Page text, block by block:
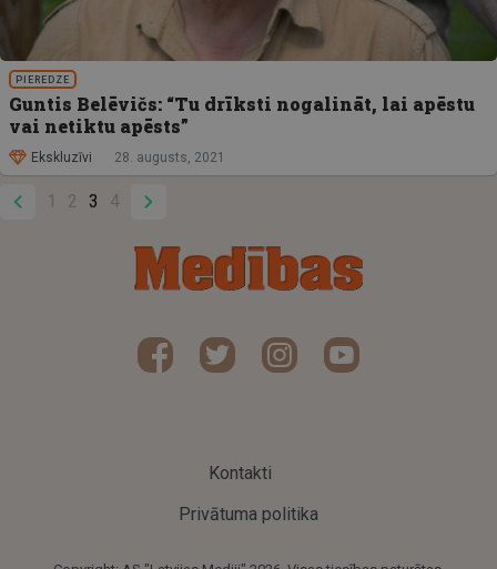
PIEREDZE
Guntis Belēvičs: “Tu drīksti nogalināt, lai apēstu
vai netiktu apēsts”
Ekskluzīvi 28. augusts, 2021
1 2 3 4
Kontakti
Privātuma politika